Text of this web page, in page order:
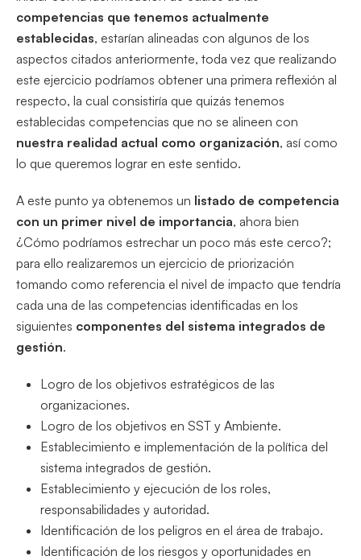
competencias que tenemos actualmente
establecidas, estarían alineadas con algunos de los
aspectos citados anteriormente, toda vez que realizando
este ejercicio podríamos obtener una primera reflexión al
respecto, la cual consistiría que quizás tenemos
establecidas competencias que no se alineen con
nuestra realidad actual como organización, así como
lo que queremos lograr en este sentido.
A este punto ya obtenemos un listado de competencia
con un primer nivel de importancia, ahora bien
¿Cómo podríamos estrechar un poco más este cerco?;
para ello realizaremos un ejercicio de priorización
tomando como referencia el nivel de impacto que tendría
cada una de las competencias identificadas en los
siguientes componentes del sistema integrados de
gestión.
Logro de los objetivos estratégicos de las
organizaciones.
Logro de los objetivos en SST y Ambiente.
Establecimiento e implementación de la política del
sistema integrados de gestión.
Establecimiento y ejecución de los roles,
responsabilidades y autoridad.
Identificación de los peligros en el área de trabajo.
Identificación de los riesgos y oportunidades en